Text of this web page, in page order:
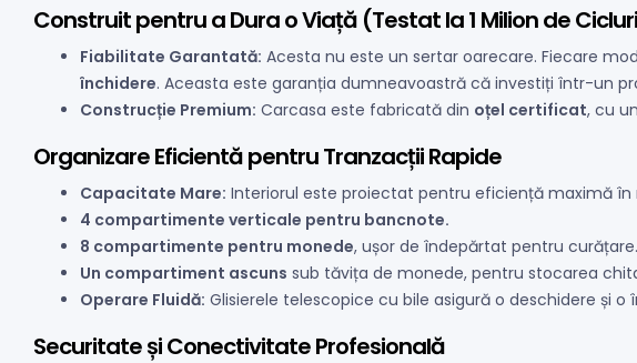
Construit pentru a Dura o Viață (Testat la 1 Milion de
Fiabilitate Garantată: Acesta nu este un sertar oarecare. Fiecare
închidere. Aceasta este garanția dumneavoastră că investiți într-un
Construcție Premium: Carcasa este fabricată din oțel certificat, cu
Organizare Eficientă pentru Tranzacții Rapide
Capacitate Mare: Interiorul este proiectat pentru eficiență maximă în
4 compartimente verticale pentru bancnote.
8 compartimente pentru monede, ușor de îndepărtat pentru curățare.
Un compartiment ascuns sub tăvița de monede, pentru stocarea
Operare Fluidă: Glisierele telescopice cu bile asigură o deschidere și
Securitate și Conectivitate Profesională